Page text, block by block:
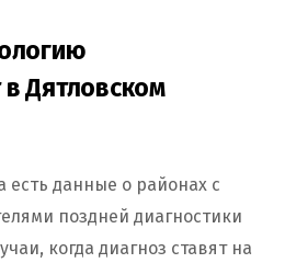
Дятловском
есть данные о районах с
поздней диагностики
когда диагноз ставят на